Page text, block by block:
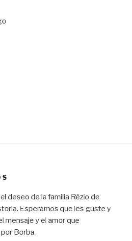
deseo de la familia Rézio de
Esperamos que les guste y
mensaje y el amor que
Borba.